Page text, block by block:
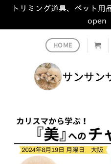
トリミング道具、ペット
open
HOME